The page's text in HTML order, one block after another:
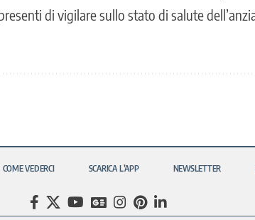
di vigilare sullo stato di salute
COME VEDERCI SCARICA L’APP NEWSLETTER